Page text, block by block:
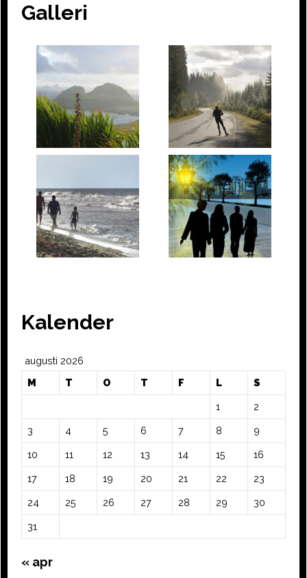
Galleri
Kalender
augusti 2026
M
T O T F L S
1 2
3 4 5 6 7 8 9
10 11 12 13 14 15 16
17 18 19 20 21 22 23
24 25 26 27 28 29 30
31
« apr